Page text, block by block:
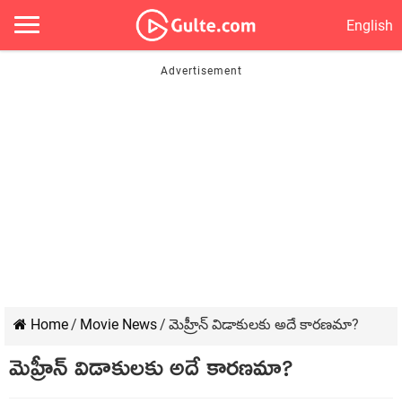
English
Home/ Movie News/ మెహ్రీన్ విడాకులకు అదే కార‌ణ‌మా?
మెహ్రీన్ విడాకులకు అదే కార‌ణ‌మా?